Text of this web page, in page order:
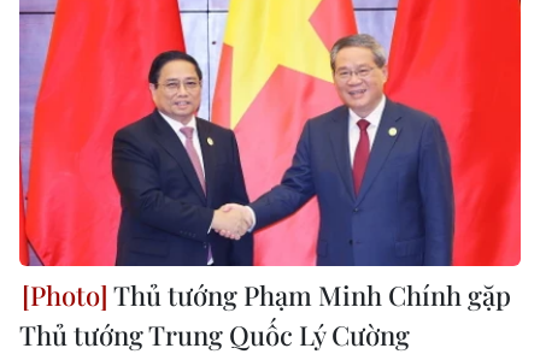
Thủ tướng Phạm Minh Chính gặp
Thủ tướng Trung Quốc Lý Cường